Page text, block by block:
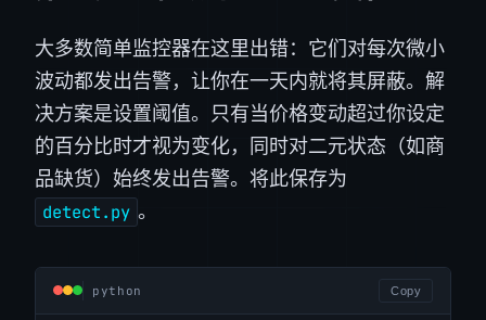
大多数简单监控器在这里出错：它们对每次微小
波动都发出告警，让你在一天内就将其屏蔽。解
决方案是设置阈值。只有当价格变动超过你设定
的百分比时才视为变化，同时对二元状态（如商
品缺货）始终发出告警。将此保存为
detect.py 。
python Copy